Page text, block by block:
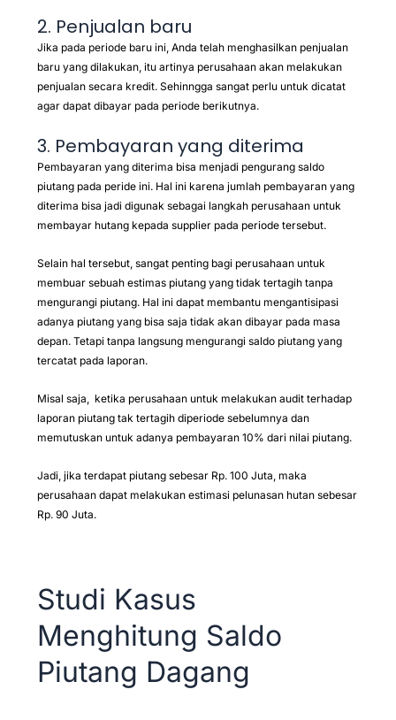
2. Penjualan baru
Jika pada periode baru ini, Anda telah menghasilkan penjualan
baru yang dilakukan, itu artinya perusahaan akan melakukan
penjualan secara kredit. Sehinngga sangat perlu untuk dicatat
agar dapat dibayar pada periode berikutnya.
3. Pembayaran yang diterima
Pembayaran yang diterima bisa menjadi pengurang saldo
piutang pada peride ini. Hal ini karena jumlah pembayaran yang
diterima bisa jadi digunak sebagai langkah perusahaan untuk
membayar hutang kepada supplier pada periode tersebut.
Selain hal tersebut, sangat penting bagi perusahaan untuk
membuar sebuah estimas piutang yang tidak tertagih tanpa
mengurangi piutang. Hal ini dapat membantu mengantisipasi
adanya piutang yang bisa saja tidak akan dibayar pada masa
depan. Tetapi tanpa langsung mengurangi saldo piutang yang
tercatat pada laporan.
Misal saja, ketika perusahaan untuk melakukan audit terhadap
laporan piutang tak tertagih diperiode sebelumnya dan
memutuskan untuk adanya pembayaran 10% dari nilai piutang.
Jadi, jika terdapat piutang sebesar Rp. 100 Juta, maka
perusahaan dapat melakukan estimasi pelunasan hutan sebesar
Rp. 90 Juta.
Studi Kasus
Menghitung Saldo
Piutang Dagang